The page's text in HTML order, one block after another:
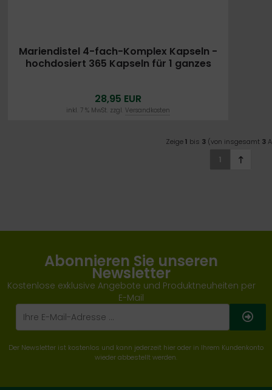
Mariendistel 4-fach-Komplex Kapseln -
hochdosiert 365 Kapseln für 1 ganzes
- 200 mg Silymarin pro Tag
28,95 EUR
inkl. 7 % MwSt. zzgl. Versandkosten
Zeige1 bis 3(von insgesamt 3
1
Abonnieren Sie unseren
Newsletter
Kostenlose exklusive Angebote und Produktneuheiten per
E-Mail
Der Newsletter ist kostenlos und kann jederzeit hier oder in Ihrem Kundenkonto
wieder abbestellt werden.